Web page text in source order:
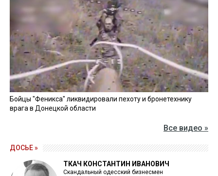
Бойцы "Феникса" ликвидировали пехоту и бронетехнику
врага в Донецкой области
Все видео »
ДОСЬЕ »
ТКАЧ КОНСТАНТИН ИВАНОВИЧ
Скандальный одесский бизнесмен